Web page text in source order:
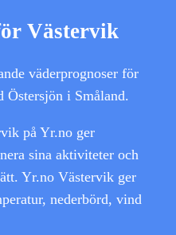
Västervik
väderprognoser för
Östersjön i Småland.
på Yr.no ger
sina aktiviteter och
Yr.no Västervik ger
nederbörd, vind